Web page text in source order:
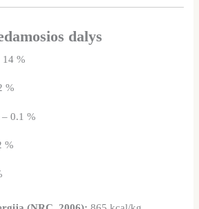
dalys
14 %
%
– 0.1 %
%